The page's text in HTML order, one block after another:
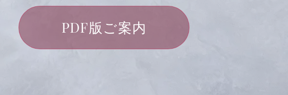
PDF版ご案内